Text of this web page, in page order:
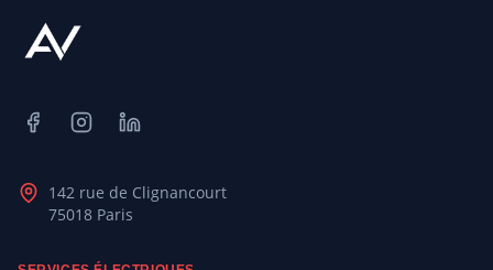
FacebookInstagramLinkedIn
142 rue de Clignancourt
75018 Paris